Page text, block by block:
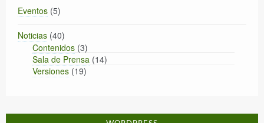
Eventos (5)
Noticias (40)
Contenidos (3)
Sala de Prensa (14)
Versiones (19)